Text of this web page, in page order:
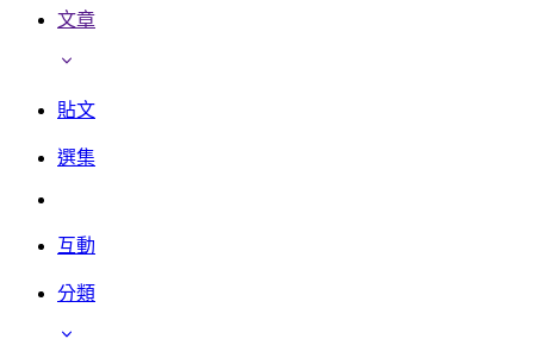
文章
貼文
選集
互動
分類